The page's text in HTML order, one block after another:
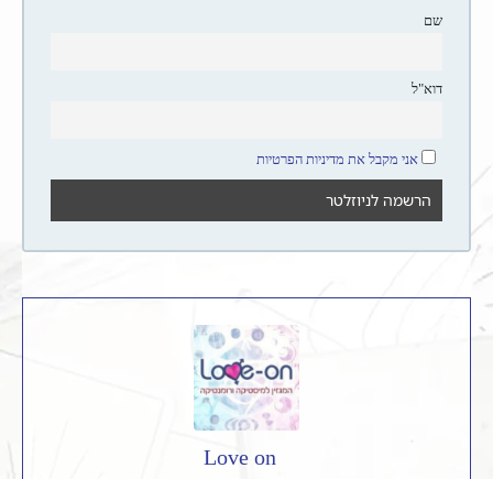
שם
דוא"ל
אני מקבל את מדיניות הפרטיות
Love on